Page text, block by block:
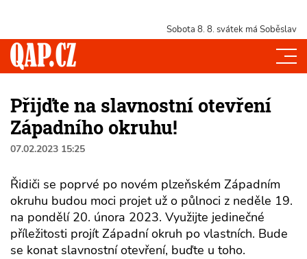
Sobota 8. 8. svátek má Soběslav
Přijďte na slavnostní otevření
Západního okruhu!
07.02.2023 15:25
Řidiči se poprvé po novém plzeňském Západním
okruhu budou moci projet už o půlnoci z neděle 19.
na pondělí 20. února 2023. Využijte jedinečné
příležitosti projít Západní okruh po vlastních. Bude
se konat slavnostní otevření, buďte u toho.